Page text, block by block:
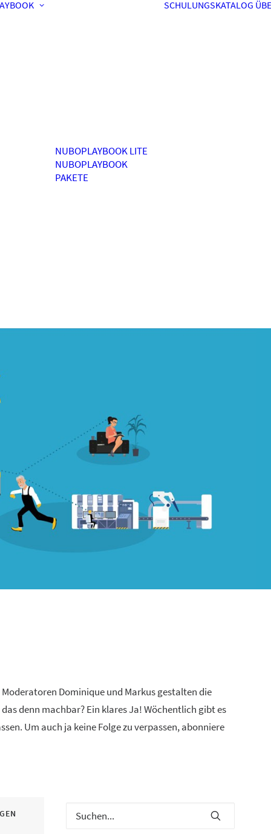
NUBOPLAYBOOK LITE
NUBOPLAYBOOK
PAKETE
SCHULUNGSKATALOG
Dominique und Markus gestalten die
denn machbar? Ein klares Ja! Wöchentlich gibt es
Um auch ja keine Folge zu verpassen, abonniere